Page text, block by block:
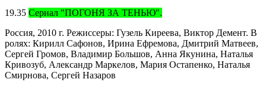
19.35 Сериал "ПОГОНЯ ЗА ТЕНЬЮ".
Россия, 2010 г. Режиссеры: Гузель Киреева, Виктор Демент. В
ролях: Кирилл Сафонов, Ирина Ефремова, Дмитрий Матвеев,
Сергей Громов, Владимир Большов, Анна Якунина, Наталья
Кривозуб, Александр Маркелов, Мария Остапенко, Наталья
Смирнова, Сергей Назаров